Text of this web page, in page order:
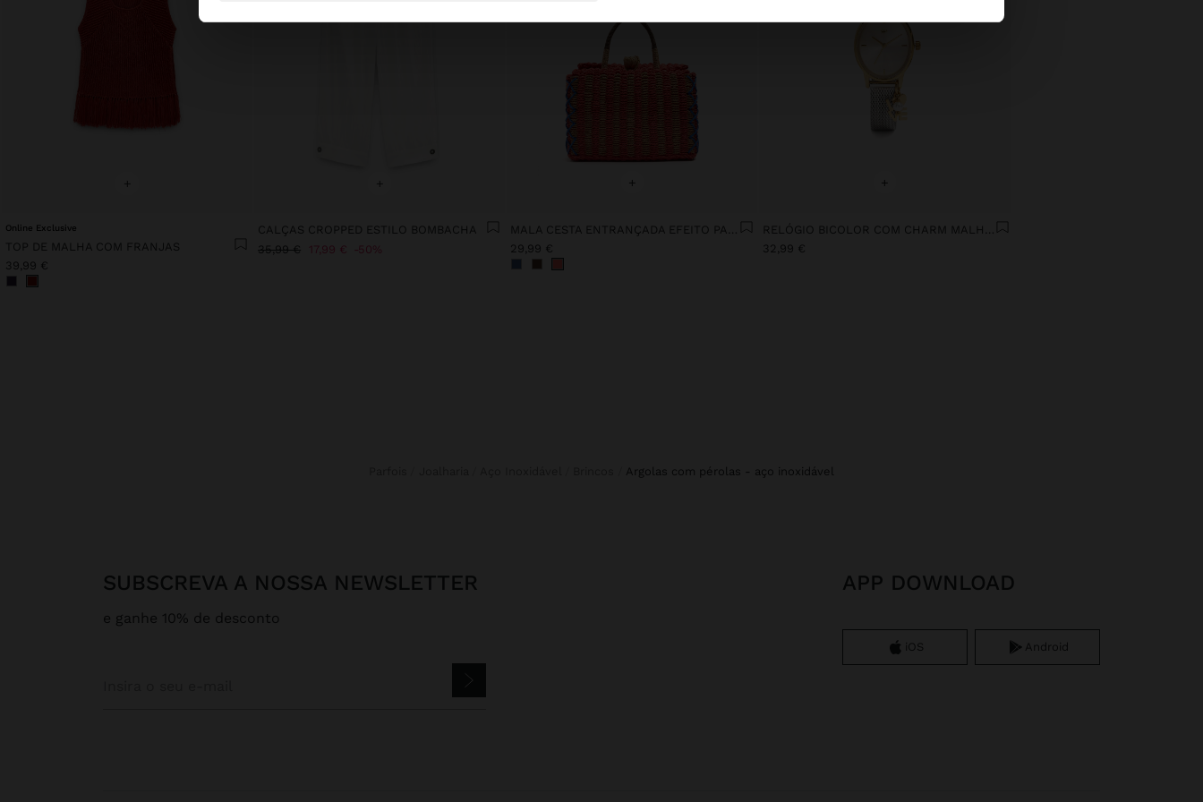
+
Online Exclusive
TOP DE MALHA COM FRANJAS
39,99 €
+
CALÇAS CROPPED ESTILO BOMBACHA
35,99 € 17,99 € 50%
+
29,99 €
+
32,99 €
argolas com pérolas - aço inoxidável
SUBSCREVA A NOSSA NEWSLETTER
e ganhe 10% de desconto
APP DOWNLOAD
iOS Android